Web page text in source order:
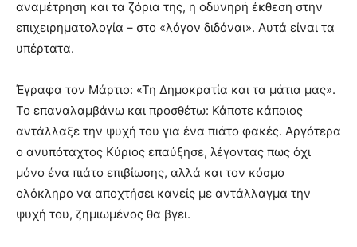
αναμέτρηση και τα ζόρια της, η οδυνηρή έκθεση στην
επιχειρηματολογία – στο «λόγον διδόναι». Αυτά είναι τα
υπέρτατα.
Έγραφα τον Μάρτιο: «Τη Δημοκρατία και τα μάτια μας».
Το επαναλαμβάνω και προσθέτω: Κάποτε κάποιος
αντάλλαξε την ψυχή του για ένα πιάτο φακές. Αργότερα
ο ανυπόταχτος Κύριος επαύξησε, λέγοντας πως όχι
μόνο ένα πιάτο επιβίωσης, αλλά και τον κόσμο
ολόκληρο να αποχτήσει κανείς με αντάλλαγμα την
ψυχή του, ζημιωμένος θα βγει.